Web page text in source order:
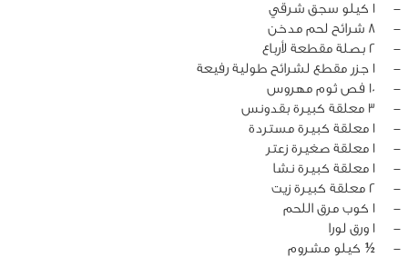
‏-
1 كيلو سجق شرقي
‏-
8 شرائح لحم مدخن
‏-
2 بصلة مقطعة لأرباع
‏-
1 جزر مقطع لشرائح طولية رفيعة
‏-
10 فص ثوم مهروس
‏-
3 معلقة كبيرة بقدونس
‏-
1 معلقة كبيرة مستردة
‏-
1 معلقة صغيرة زعتر
‏-
1 معلقة كبيرة نشا
‏-
2 معلقة كبيرة زيت
‏-
1 كوب مرق اللحم
‏-
1 ورق لورا
‏-
½ كيلو مشروم